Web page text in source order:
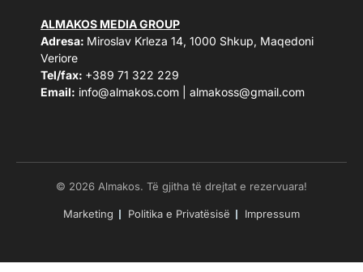
ALMAKOS MEDIA GROUP
Adresa: Miroslav Krleza 14, 1000 Shkup, Maqedoni
Veriore
Tel/fax: +389 71 322 229
Email: info@almakos.com almakoss@gmail.com
© 2026 Almakos. Të gjitha të drejtat e rezervuara!
Marketing Politika e Privatësisë Impressum